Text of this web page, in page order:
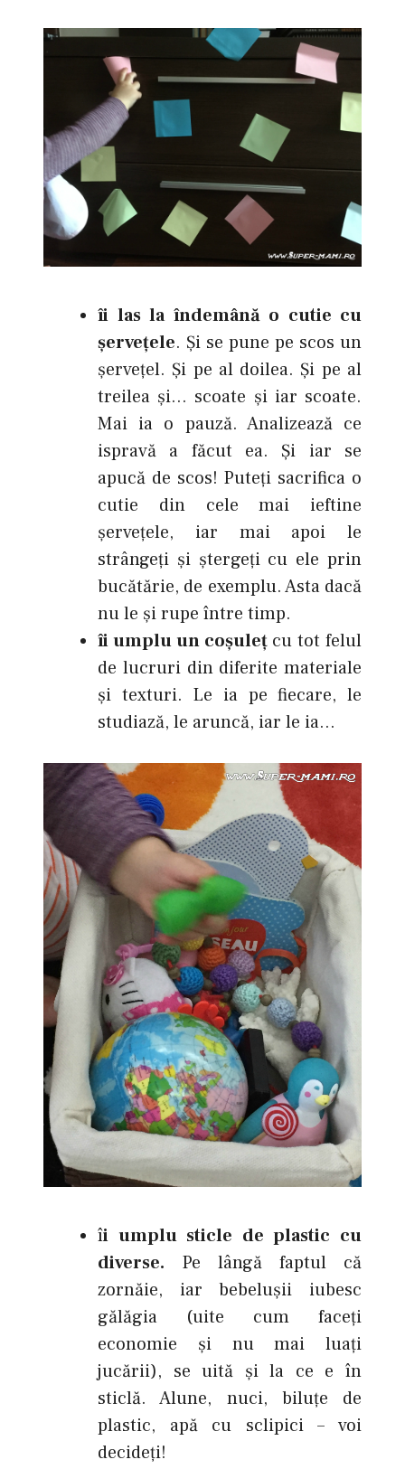
îi las la îndemână o cutie cu
şerveţele. Şi se pune pe scos un
şerveţel. Şi pe al doilea. Şi pe al
treilea şi… scoate şi iar scoate.
Mai ia o pauză. Analizează ce
ispravă a făcut ea. Şi iar se
apucă de scos! Puteţi sacrifica o
cutie din cele mai ieftine
şerveţele, iar mai apoi le
strângeţi şi ştergeţi cu ele prin
bucătărie, de exemplu. Asta dacă
nu le şi rupe între timp.
îi umplu un coşuleţcu tot felul
de lucruri din diferite materiale
şi texturi. Le ia pe fiecare, le
studiază, le aruncă, iar le ia…
îi umplu sticle de plastic cu
diverse. Pe lângă faptul că
zornăie, iar bebeluşii iubesc
gălăgia (uite cum faceţi
economie şi nu mai luaţi
jucării), se uită şi la ce e în
sticlă. Alune, nuci, biluţe de
plastic, apă cu sclipici – voi
decideţi!